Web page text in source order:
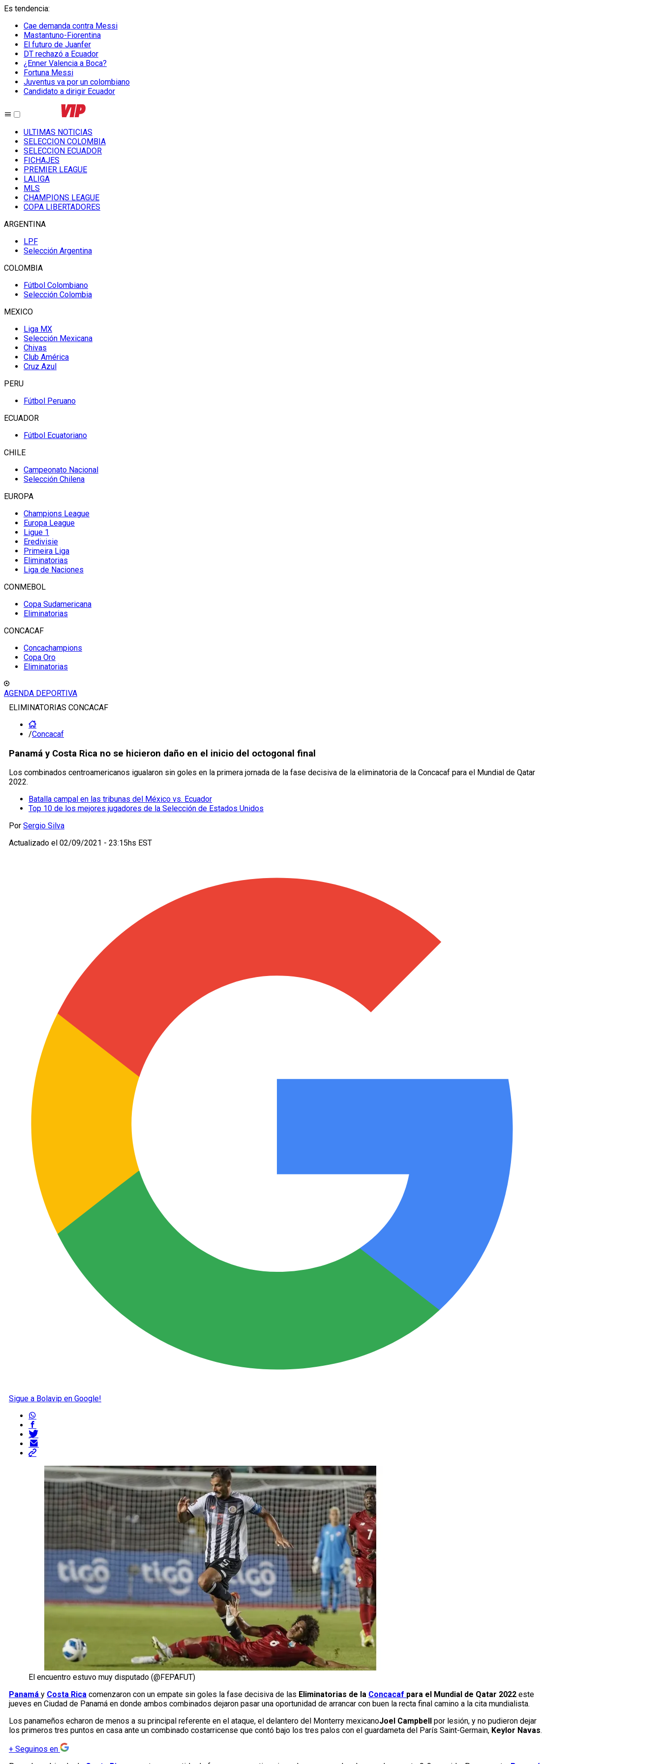
Es tendencia:
Cae demanda contra Messi
Mastantuno-Fiorentina
El futuro de Juanfer
DT rechazó a Ecuador
¿Enner Valencia a Boca?
Fortuna Messi
Juventus va por un colombiano
Candidato a dirigir Ecuador
ULTIMAS NOTICIAS
SELECCION COLOMBIA
SELECCION ECUADOR
FICHAJES
PREMIER LEAGUE
LALIGA
MLS
CHAMPIONS LEAGUE
COPA LIBERTADORES
ARGENTINA
LPF
Selección Argentina
COLOMBIA
Fútbol Colombiano
Selección Colombia
MEXICO
Liga MX
Selección Mexicana
Chivas
Club América
Cruz Azul
PERU
Fútbol Peruano
ECUADOR
Fútbol Ecuatoriano
CHILE
Campeonato Nacional
Selección Chilena
EUROPA
Champions League
Europa League
Ligue 1
Eredivisie
Primeira Liga
Eliminatorias
Liga de Naciones
CONMEBOL
Copa Sudamericana
Eliminatorias
CONCACAF
Concachampions
Copa Oro
Eliminatorias
AGENDA DEPORTIVA
ELIMINATORIAS CONCACAF
/Concacaf
Panamá y Costa Rica no se hicieron daño en el inicio del octogonal final
Los combinados centroamericanos igualaron sin goles en la primera jornada de la fase decisiva de la eliminatoria de la Concacaf para el Mundial de Qatar
2022.
Batalla campal en las tribunas del México vs. Ecuador
Top 10 de los mejores jugadores de la Selección de Estados Unidos
Por Sergio Silva
Actualizado el 02/09/2021 - 23:15hs EST
Sigue a Bolavip en Google!
El encuentro estuvo muy disputado (@FEPAFUT)
Panamá y Costa Rica comenzaron con un empate sin goles la fase decisiva de las Eliminatorias de la Concacaf para el Mundial de Qatar 2022 este
jueves en Ciudad de Panamá en donde ambos combinados dejaron pasar una oportunidad de arrancar con buen la recta final camino a la cita mundialista.
Los panameños echaron de menos a su principal referente en el ataque, el delantero del Monterry mexicanoJoel Campbell
por lesión, y no pudieron dejar
los primeros tres puntos en casa ante un combinado costarricense que contó bajo los tres palos con el guardameta del París Saint-Germain, Keylor Navas.
+ Seguinos en